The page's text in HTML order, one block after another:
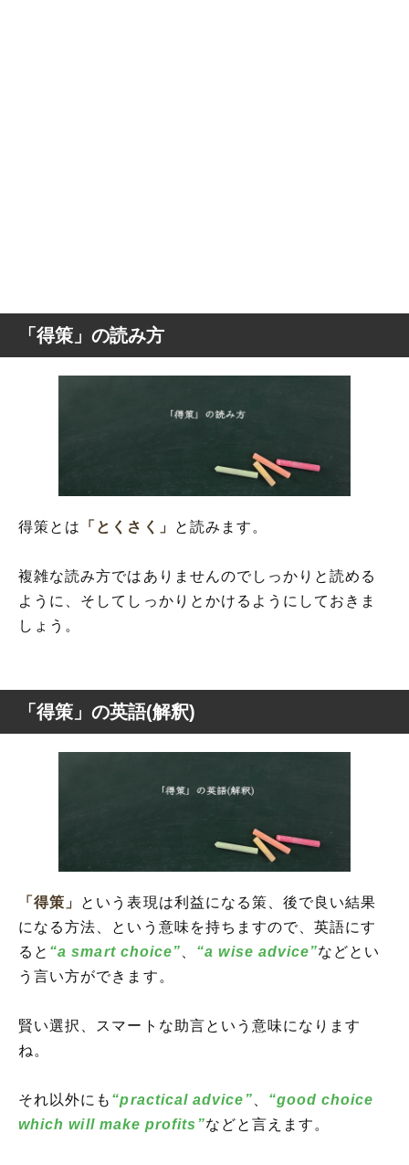
「得策」の読み方
得策とは 「とくさく」 と読みます。
複雑な読み方ではありませんのでしっかりと読める
ように、そしてしっかりとかけるようにしておきま
しょう。
「得策」の英語(解釈)
「得策」
という表現は利益になる策、後で良い結果
になる方法、という意味を持ちますので、英語にす
ると “a smart choice” “a wise advice”などとい
う言い方ができます。
賢い選択、スマートな助言という意味になります
ね。
それ以外にも “practical advice”
“good choice
which will make profits”などと言えます。